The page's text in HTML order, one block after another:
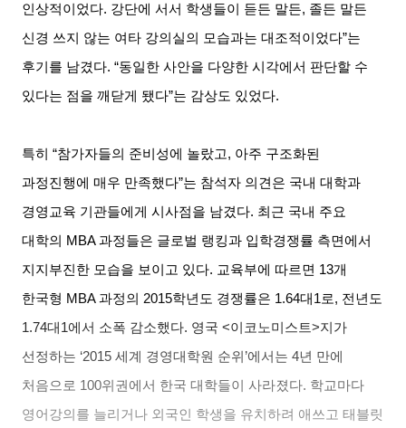
인상적이었다. 강단에 서서 학생들이 듣든 말든, 졸든 말든
신경 쓰지 않는 여타 강의실의 모습과는 대조적이었다”는
후기를 남겼다. “동일한 사안을 다양한 시각에서 판단할 수
있다는 점을 깨닫게 됐다”는 감상도 있었다.
특히 “참가자들의 준비성에 놀랐고, 아주 구조화된
과정진행에 매우 만족했다”는 참석자 의견은 국내 대학과
경영교육 기관들에게 시사점을 남겼다. 최근 국내 주요
대학의
MBA과정들은 글로벌 랭킹과 입학경쟁률 측면에서
지지부진한 모습을 보이고 있다. 교육부에 따르면 13개
한국형 MBA과정의 2015학년도 경쟁률은 1.64대 1로, 전년도
1.74대 1에서 소폭 감소했다. 영국 <이코노미스트>지가
선정하는 ‘2015세계 경영대학원 순위 ’에서는 4년 만에
처음으로 100위권에서 한국 대학들이 사라졌다. 학교마다
영어강의를 늘리거나 외국인 학생을 유치하려 애쓰고 태블릿